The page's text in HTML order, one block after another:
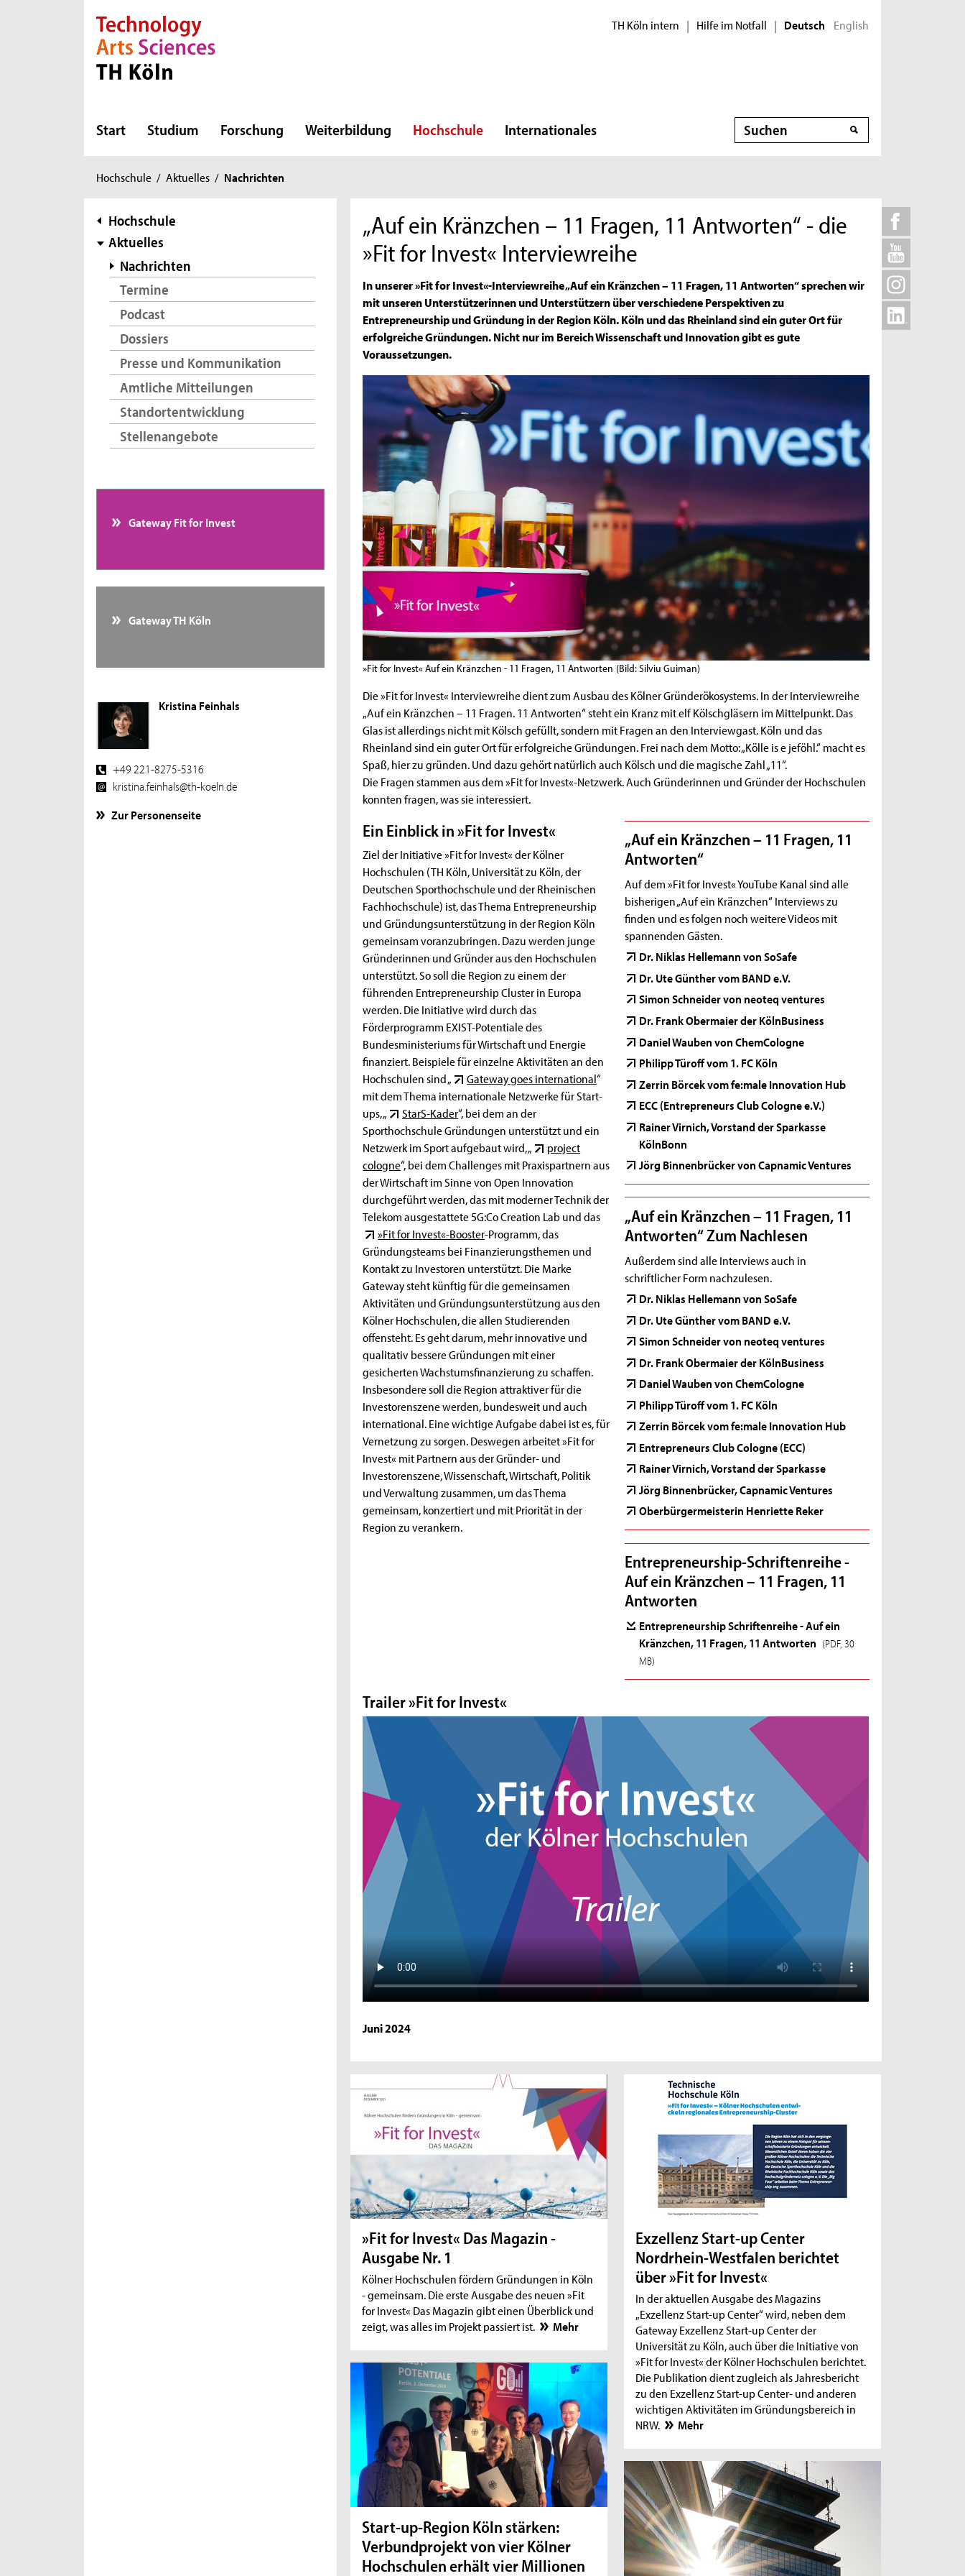
Direkt zur Hauptnavigation
Direkt zur Subnavigation
Direkt zum Inhalt
Direkt zum Fußbereich TH Köln intern | Hilfe im Notfall | Deutsch English
Start Studium Forschung Weiterbildung Hochschule Internationales Suche
Sie
hier:
Hochschule / Aktuelles / Nachrichten
Subnavigation
Hochschule
Aktuelles
Nachrichten
Termine
Podcast
Dossiers
Presse und Kommunikation
Amtliche Mitteilungen
Standortentwicklung
Stellenangebote
Gateway Fit for Invest
Gateway TH Köln
Kristina Feinhals
+49 221-8275-5316
kristina.feinhals@th-koeln.de
Zur Personenseite
„Auf ein Kränzchen – 11 Fragen, 11 Antworten“ - die
»Fit for Invest« Interviewreihe
In unserer »Fit for Invest«-Interviewreihe „Auf ein Kränzchen – 11 Fragen, 11 Antworten“ sprechen wir
mit unseren Unterstützerinnen und Unterstützern über verschiedene Perspektiven zu
Entrepreneurship und Gründung in der Region Köln. Köln und das Rheinland sind ein guter Ort für
erfolgreiche Gründungen. Nicht nur im Bereich Wissenschaft und Innovation gibt es gute
Voraussetzungen.
»Fit for Invest« Auf ein Kränzchen - 11 Fragen, 11 Antworten (Bild: Silviu Guiman)
Die »Fit for Invest« Interviewreihe dient zum Ausbau des Kölner Gründerökosystems. In der Interviewreihe
„Auf ein Kränzchen – 11 Fragen. 11 Antworten“ steht ein Kranz mit elf Kölschgläsern im Mittelpunkt. Das
Glas ist allerdings nicht mit Kölsch gefüllt, sondern mit Fragen an den Interviewgast. Köln und das
Rheinland sind ein guter Ort für erfolgreiche Gründungen. Frei nach dem Motto: „Kölle is e jeföhl.“ macht es
Spaß, hier zu gründen. Und dazu gehört natürlich auch Kölsch und die magische Zahl „11“.
Die Fragen stammen aus dem »Fit for Invest«-Netzwerk. Auch Gründerinnen und Gründer der Hochschulen
konnten fragen, was sie interessiert.
„Auf ein Kränzchen – 11 Fragen, 11
Antworten“
Auf dem »Fit for Invest« YouTube Kanal sind alle
bisherigen „Auf ein Kränzchen“ Interviews zu
finden und es folgen noch weitere Videos mit
spannenden Gästen.
Dr. Niklas Hellemann von SoSafe
Dr. Ute Günther vom BAND e.V.
Simon Schneider von neoteq ventures
Dr. Frank Obermaier der KölnBusiness
Daniel Wauben von ChemCologne
Philipp Türoff vom 1. FC Köln
Zerrin Börcek vom fe:male Innovation Hub
ECC (Entrepreneurs Club Cologne e.V.)
Rainer Virnich, Vorstand der Sparkasse
KölnBonn
Jörg Binnenbrücker von Capnamic Ventures
„Auf ein Kränzchen – 11 Fragen, 11
Antworten“ Zum Nachlesen
Außerdem sind alle Interviews auch in
schriftlicher Form nachzulesen.
Dr. Niklas Hellemann von SoSafe
Dr. Ute Günther vom BAND e.V.
Simon Schneider von neoteq ventures
Dr. Frank Obermaier der KölnBusiness
Daniel Wauben von ChemCologne
Philipp Türoff vom 1. FC Köln
Zerrin Börcek vom fe:male Innovation Hub
Entrepreneurs Club Cologne (ECC)
Rainer Virnich, Vorstand der Sparkasse
Jörg Binnenbrücker, Capnamic Ventures
Oberbürgermeisterin Henriette Reker
Entrepreneurship-Schriftenreihe -
Auf ein Kränzchen – 11 Fragen, 11
Antworten
Entrepreneurship Schriftenreihe - Auf ein
Kränzchen, 11 Fragen, 11 Antworten (PDF, 30
MB)
Ein Einblick in »Fit for Invest«
Ziel der Initiative »Fit for Invest« der Kölner
Hochschulen (TH Köln, Universität zu Köln, der
Deutschen Sporthochschule und der Rheinischen
Fachhochschule) ist, das Thema Entrepreneurship
und Gründungsunterstützung in der Region Köln
gemeinsam voranzubringen. Dazu werden junge
Gründerinnen und Gründer aus den Hochschulen
unterstützt. So soll die Region zu einem der
führenden Entrepreneurship Cluster in Europa
werden. Die Initiative wird durch das
Förderprogramm EXIST-Potentiale des
Bundesministeriums für Wirtschaft und Energie
finanziert. Beispiele für einzelne Aktivitäten an den
Hochschulen sind „
Gateway goes international“
mit dem Thema internationale Netzwerke für Start-
ups, „
StarS-Kader“, bei dem an der
Sporthochschule Gründungen unterstützt und ein
Netzwerk im Sport aufgebaut wird, „
project
cologne“, bei dem Challenges mit Praxispartnern aus
der Wirtschaft im Sinne von Open Innovation
durchgeführt werden, das mit moderner Technik der
Telekom ausgestattete 5G:Co Creation Lab und das
»Fit for Invest«-Booster-Programm, das
Gründungsteams bei Finanzierungsthemen und
Kontakt zu Investoren unterstützt. Die Marke
Gateway steht künftig für die gemeinsamen
Aktivitäten und Gründungsunterstützung aus den
Kölner Hochschulen, die allen Studierenden
offensteht. Es geht darum, mehr innovative und
qualitativ bessere Gründungen mit einer
gesicherten Wachstumsfinanzierung zu schaffen.
Insbesondere soll die Region attraktiver für die
Investorenszene werden, bundesweit und auch
international. Eine wichtige Aufgabe dabei ist es, für
Vernetzung zu sorgen. Deswegen arbeitet »Fit for
Invest« mit Partnern aus der Gründer- und
Investorenszene, Wissenschaft, Wirtschaft, Politik
und Verwaltung zusammen, um das Thema
gemeinsam, konzertiert und mit Priorität in der
Region zu verankern.
Trailer »Fit for Invest«
Juni 2024
»Fit for Invest« Das Magazin -
Ausgabe Nr. 1
Kölner Hochschulen fördern Gründungen in Köln
- gemeinsam. Die erste Ausgabe des neuen »Fit
for Invest« Das Magazin gibt einen Überblick und
zeigt, was alles im Projekt passiert ist.
Mehr
Exzellenz Start-up Center
Nordrhein-Westfalen berichtet
über »Fit for Invest«
In der aktuellen Ausgabe des Magazins
„Exzellenz Start-up Center“ wird, neben dem
Gateway Exzellenz Start-up Center der
Universität zu Köln, auch über die Initiative von
»Fit for Invest« der Kölner Hochschulen berichtet.
Die Publikation dient zugleich als Jahresbericht
zu den Exzellenz Start-up Center- und anderen
wichtigen Aktivitäten im Gründungsbereich in
NRW.
Mehr
Start-up-Region Köln stärken:
Verbundprojekt von vier Kölner
Hochschulen erhält vier Millionen